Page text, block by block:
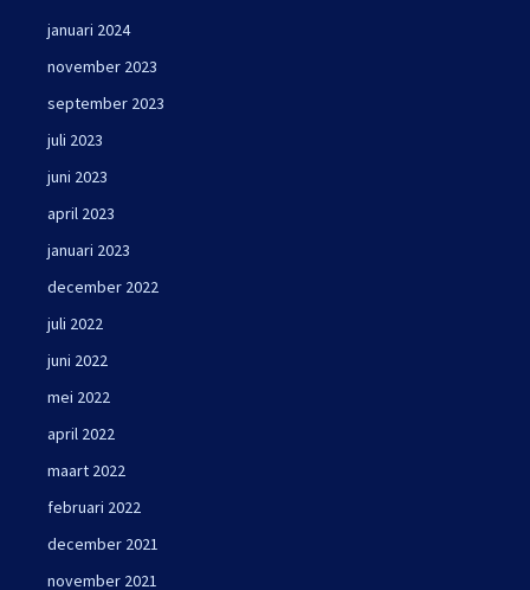
januari 2024
november 2023
september 2023
juli 2023
juni 2023
april 2023
januari 2023
december 2022
juli 2022
juni 2022
mei 2022
april 2022
maart 2022
februari 2022
december 2021
november 2021